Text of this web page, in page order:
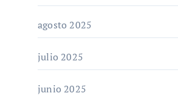
agosto 2025
julio 2025
junio 2025